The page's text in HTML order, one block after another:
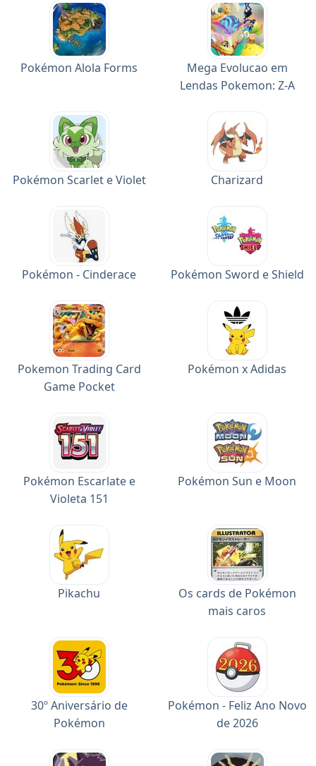
Pokémon Alola Forms
Mega Evolucao em
Lendas Pokemon: Z-A
Pokémon Scarlet e Violet Charizard
Pokémon - Cinderace Pokémon Sword e Shield
Pokemon Trading Card
Game Pocket
Pokémon x Adidas
Pokémon Escarlate e
Violeta 151
Pokémon Sun e Moon
Pikachu
Os cards de Pokémon
mais caros
30º Aniversário de
Pokémon
Pokémon - Feliz Ano Novo
de 2026